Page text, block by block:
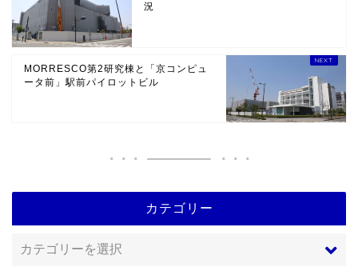
況
MORRESCO第2研究棟と「京コンピュ
ータ前」駅前パイロットビル
カテゴリー